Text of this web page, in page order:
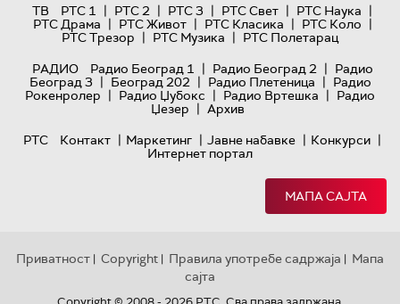
ТВ
РТС 1 | РТС 2 | РТС 3 | РТС Свет | РТС Наука |
РТС Драма | РТС Живот | РТС Класика | РТС Коло |
РТС Трезор | РТС Музика | РТС Полетарац
РАДИО
Радио Београд 1 | Радио Београд 2 | Радио
Београд 3 | Београд 202 | Радио Плетеница | Радио
Рокенролер | Радио Џубокс | Радио Вртешка | Радио
Џезер | Архив
РТС
Контакт | Маркетинг | Јавне набавке | Конкурси |
Интернет портал
МАПА САЈТА
Приватност | Copyright | Правила употребе садржаја | Мапа
сајта